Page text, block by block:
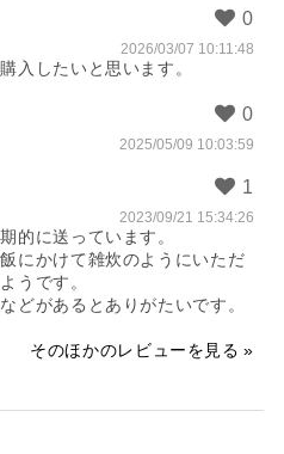
2026/03/07 10:11:48
入したいと思います。
2025/05/09 10:03:59
2023/09/21 15:34:26
的に送っています。
にかけて雑炊のようにいただ
うです。
どがあるとありがたいです。
そのほかのレビューを見る